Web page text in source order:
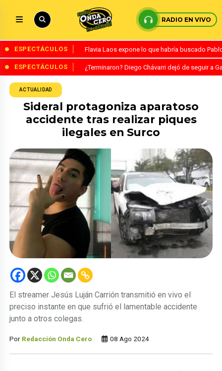
RADIO EN VIVO
ESPECTÁCULOS Flavia Laos expone lo que habría buscado
ESPECTÁCULOS ¿Terminaron? Diego Chávarri dejó de seguir a
ACTUALIDAD
Sideral protagoniza aparatoso
accidente tras realizar piques
ilegales en Surco
El streamer Jesús Luján Carrión transmitió en vivo el
preciso instante en que sufrió el lamentable accidente
junto a otros colegas.
Por Redacción Onda Cero 08 Ago 2024